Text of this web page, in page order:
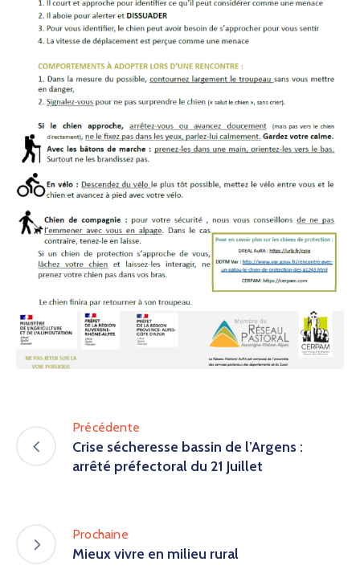
Précédente
Crise sécheresse bassin de l’Argens :
arrêté préfectoral du 21 Juillet
Prochaine
Mieux vivre en milieu rural